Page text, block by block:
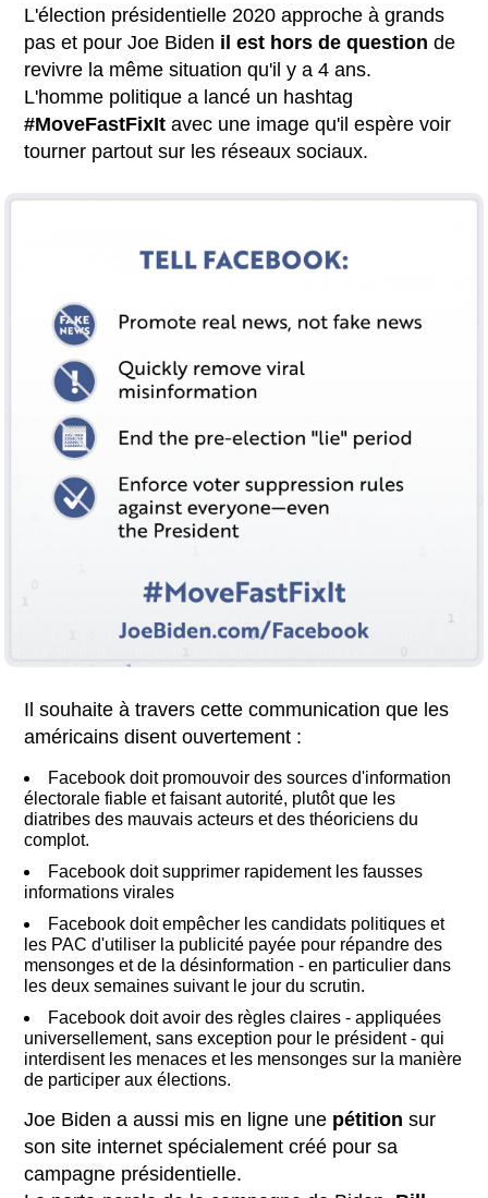
L'élection présidentielle 2020 approche à grands
pas et pour Joe Biden il est hors de question de
revivre la même situation qu'il y a 4 ans.
L'homme politique a lancé un hashtag
#MoveFastFixIt avec une image qu'il espère voir
tourner partout sur les réseaux sociaux.
Il souhaite à travers cette communication que les
américains disent ouvertement :
Facebook doit promouvoir des sources d'information
électorale fiable et faisant autorité, plutôt que les
diatribes des mauvais acteurs et des théoriciens du
complot.
Facebook doit supprimer rapidement les fausses
informations virales
Facebook doit empêcher les candidats politiques et
les PAC d'utiliser la publicité payée pour répandre des
mensonges et de la désinformation - en particulier dans
les deux semaines suivant le jour du scrutin.
Facebook doit avoir des règles claires - appliquées
universellement, sans exception pour le président - qui
interdisent les menaces et les mensonges sur la manière
de participer aux élections.
Joe Biden a aussi mis en ligne une pétition sur
son site internet spécialement créé pour sa
campagne présidentielle.